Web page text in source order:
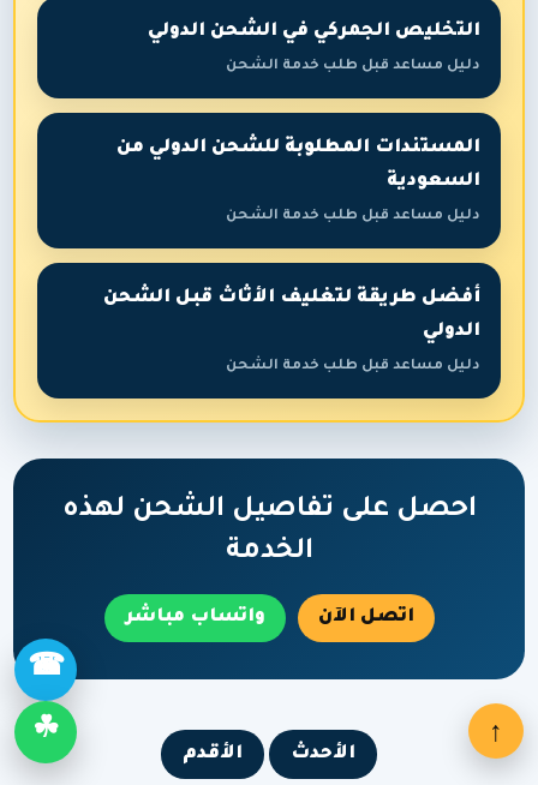
التخليص الجمركي في الشحن الدولي
دليل مساعد قبل طلب خدمة الشحن
المستندات المطلوبة للشحن الدولي من
السعودية
دليل مساعد قبل طلب خدمة الشحن
أفضل طريقة لتغليف الأثاث قبل الشحن
الدولي
دليل مساعد قبل طلب خدمة الشحن
احصل على تفاصيل الشحن لهذه
الخدمة
اتصل الآن واتساب مباشر
الأحدث الأقدم
☎
☘ ↑